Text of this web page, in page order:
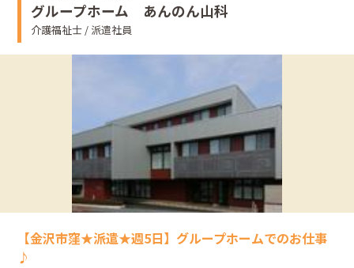
グループホーム あんのん山科
介護福祉士 / 派遣社員
【金沢市窪★派遣★週5日】グループホームでのお仕事
♪